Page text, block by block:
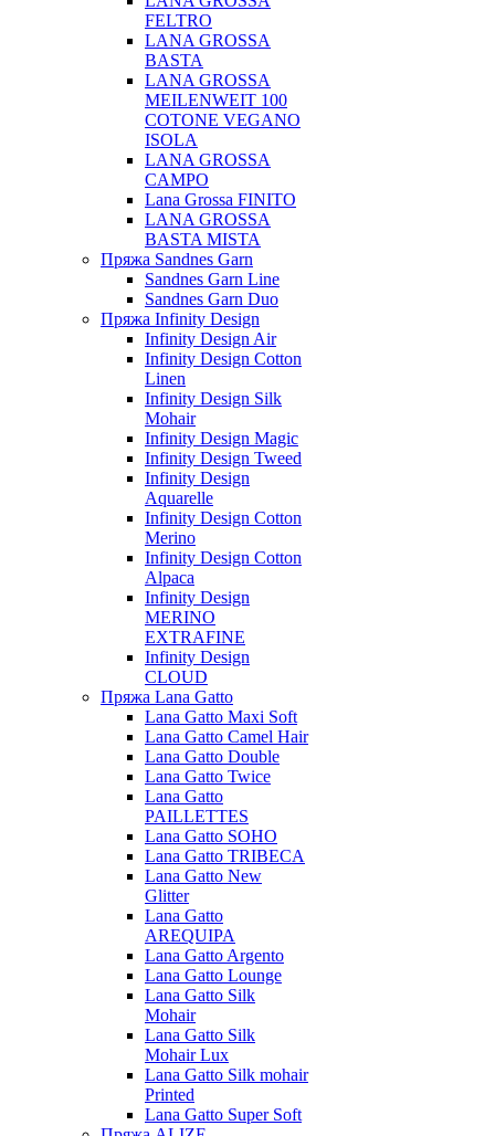
FELTRO
LANA GROSSA
BASTA
LANA GROSSA
MEILENWEIT 100
COTONE VEGANO
ISOLA
LANA GROSSA
CAMPO
Lana Grossa FINITO
LANA GROSSA
BASTA MISTA
Пряжа Sandnes Garn
Sandnes Garn Line
Sandnes Garn Duo
Пряжа Infinity Design
Infinity Design Air
Infinity Design Cotton
Linen
Infinity Design Silk
Mohair
Infinity Design Magic
Infinity Design Tweed
Infinity Design
Aquarelle
Infinity Design Cotton
Merino
Infinity Design Cotton
Alpaca
Infinity Design
MERINO
EXTRAFINE
Infinity Design
CLOUD
Пряжа Lana Gatto
Lana Gatto Maxi Soft
Lana Gatto Camel Hair
Lana Gatto Double
Lana Gatto Twice
Lana Gatto
PAILLETTES
Lana Gatto SOHO
Lana Gatto TRIBECA
Lana Gatto New
Glitter
Lana Gatto
AREQUIPA
Lana Gatto Argento
Lana Gatto Lounge
Lana Gatto Silk
Mohair
Lana Gatto Silk
Mohair Lux
Lana Gatto Silk mohair
Printed
Lana Gatto Super Soft